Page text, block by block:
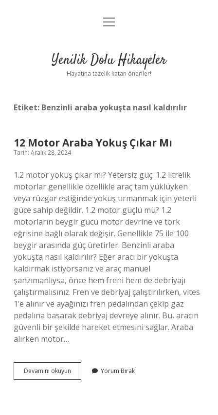
Anasayfa
Yasal Uyarı
menüyü
Yenilik Dolu Hikayeler
Hayatına tazelik katan öneriler!
Etiket: Benzinli araba yokuşta nasıl kaldırılır
12 Motor Araba Yokuş Çıkar Mı
Tarih: Aralık 28, 2024
1.2 motor yokuş çıkar mı? Yetersiz güç: 1.2 litrelik
motorlar genellikle özellikle araç tam yüklüyken
veya rüzgar estiğinde yokuş tırmanmak için yeterli
güce sahip değildir. 1.2 motor güçlü mü? 1.2
motorların beygir gücü motor devrine ve tork
eğrisine bağlı olarak değişir. Genellikle 75 ile 100
beygir arasında güç üretirler. Benzinli araba
yokuşta nasıl kaldırılır? Eğer aracı bir yokuşta
kaldırmak istiyorsanız ve araç manuel
şanzımanlıysa, önce hem freni hem de debriyajı
çalıştırmalısınız. Fren ve debriyaj çalıştırılırken, vites
1’e alınır ve ayağınızı fren pedalından çekip gaz
pedalına basarak debriyaj devreye alınır. Bu, aracın
güvenli bir şekilde hareket etmesini sağlar. Araba
alırken motor…
Devamını okuyun
Motor
Yorum Bırak